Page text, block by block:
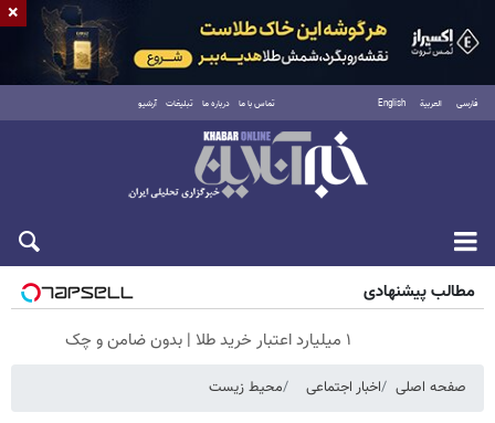
فارسی العربية English تماس با ما درباره ما تبلیغات آرشیو
جمعه ۱۶ مرداد ۱۴۰۵
مطالب پیشنهادی
۱ میلیارد اعتبار خرید طلا | بدون ضامن و چک
صفحه اصلی اخبار اجتماعی محیط زیست
×